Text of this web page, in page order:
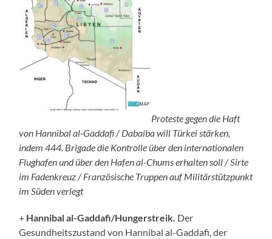
Proteste gegen die Haft
von Hannibal al-Gaddafi / Dabaiba will Türkei stärken,
indem 444. Brigade die Kontrolle über den internationalen
Flughafen und über den Hafen al-Chums erhalten soll / Sirte
im Fadenkreuz / Französische Truppen auf Militärstützpunkt
im Süden verlegt
+ Hannibal al-Gaddafi/Hungerstreik. Der
Gesundheitszustand von Hannibal al-Gaddafi, der